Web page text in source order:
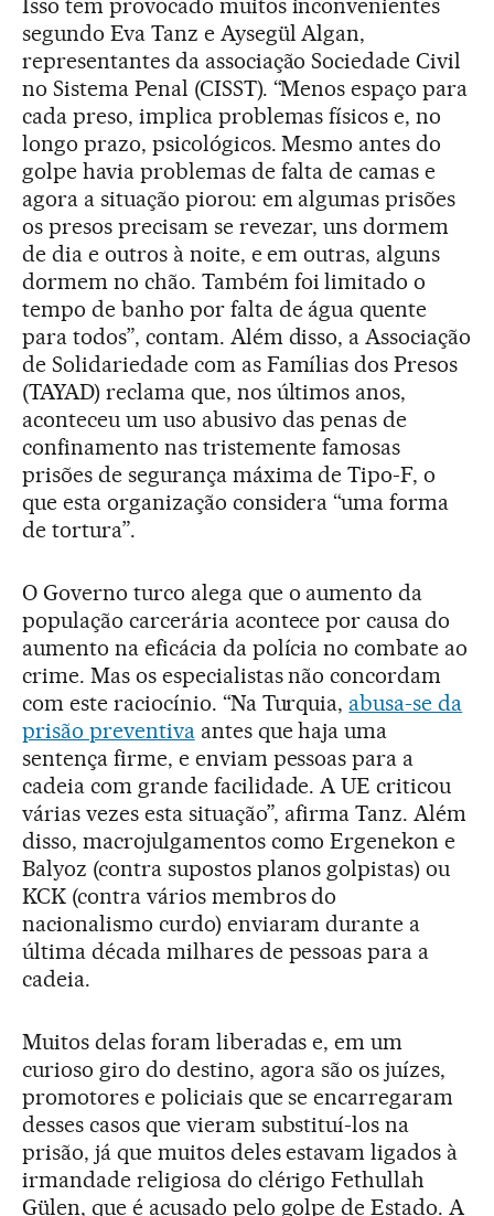
Isso tem provocado muitos inconvenientes
segundo Eva Tanz e Aysegül Algan,
representantes da associação Sociedade Civil
no Sistema Penal (CISST). “Menos espaço para
cada preso, implica problemas físicos e, no
longo prazo, psicológicos. Mesmo antes do
golpe havia problemas de falta de camas e
agora a situação piorou: em algumas prisões
os presos precisam se revezar, uns dormem
de dia e outros à noite, e em outras, alguns
dormem no chão. Também foi limitado o
tempo de banho por falta de água quente
para todos”, contam. Além disso, a Associação
de Solidariedade com as Famílias dos Presos
(TAYAD) reclama que, nos últimos anos,
aconteceu um uso abusivo das penas de
confinamento nas tristemente famosas
prisões de segurança máxima de Tipo-F, o
que esta organização considera “uma forma
de tortura”.
O Governo turco alega que o aumento da
população carcerária acontece por causa do
aumento na eficácia da polícia no combate ao
crime. Mas os especialistas não concordam
com este raciocínio. “Na Turquia, abusa-se da
prisão preventivaantes que haja uma
sentença firme, e enviam pessoas para a
cadeia com grande facilidade. A UE criticou
várias vezes esta situação”, afirma Tanz. Além
disso, macrojulgamentos como Ergenekon e
Balyoz (contra supostos planos golpistas) ou
KCK (contra vários membros do
nacionalismo curdo) enviaram durante a
última década milhares de pessoas para a
cadeia.
Muitos delas foram liberadas e, em um
curioso giro do destino, agora são os juízes,
promotores e policiais que se encarregaram
desses casos que vieram substituí-los na
prisão, já que muitos deles estavam ligados à
irmandade religiosa do clérigo Fethullah
Gülen, que é acusado pelo golpe de Estado. A